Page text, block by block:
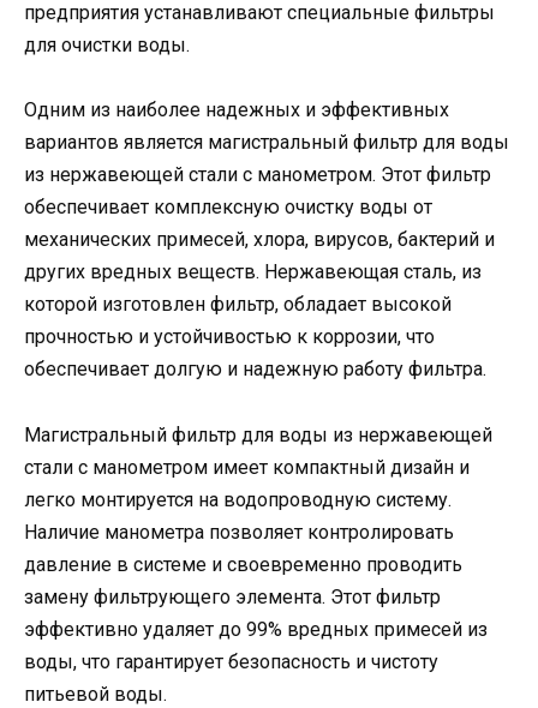
предприятия устанавливают специальные фильтры
для очистки воды.
Одним из наиболее надежных и эффективных
вариантов является магистральный фильтр для воды
из нержавеющей стали с манометром. Этот фильтр
обеспечивает комплексную очистку воды от
механических примесей, хлора, вирусов, бактерий и
других вредных веществ. Нержавеющая сталь, из
которой изготовлен фильтр, обладает высокой
прочностью и устойчивостью к коррозии, что
обеспечивает долгую и надежную работу фильтра.
Магистральный фильтр для воды из нержавеющей
стали с манометром имеет компактный дизайн и
легко монтируется на водопроводную систему.
Наличие манометра позволяет контролировать
давление в системе и своевременно проводить
замену фильтрующего элемента. Этот фильтр
эффективно удаляет до 99% вредных примесей из
воды, что гарантирует безопасность и чистоту
питьевой воды.